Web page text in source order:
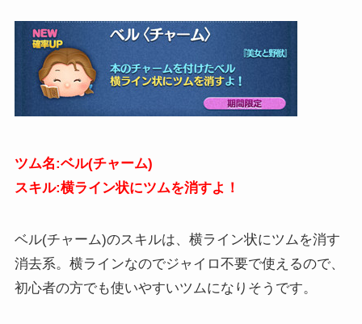
ツム名:ベル(チャーム)
スキル:横ライン状にツムを消すよ！
ベル(チャーム)のスキルは、横ライン状にツムを消す
消去系。横ラインなのでジャイロ不要で使えるので、
初心者の方でも使いやすいツムになりそうです。